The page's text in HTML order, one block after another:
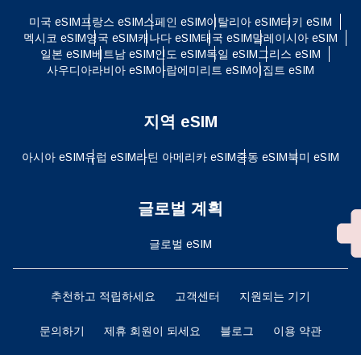
미국 eSIM프랑스 eSIM스페인 eSIM이탈리아 eSIM터키 eSIM
멕시코 eSIM영국 eSIM캐나다 eSIM태국 eSIM말레이시아 eSIM
일본 eSIM베트남 eSIM인도 eSIM독일 eSIM그리스 eSIM
사우디아라비아 eSIM아랍에미리트 eSIM이집트 eSIM
지역 eSIM
아시아 eSIM유럽 ​​eSIM라틴 아메리카 eSIM중동 eSIM북미 eSIM
글로벌 계획
글로벌 eSIM
추천하고 적립하세요 고객센터 지원되는 기기
문의하기 제휴 회원이 되세요 블로그 이용 약관